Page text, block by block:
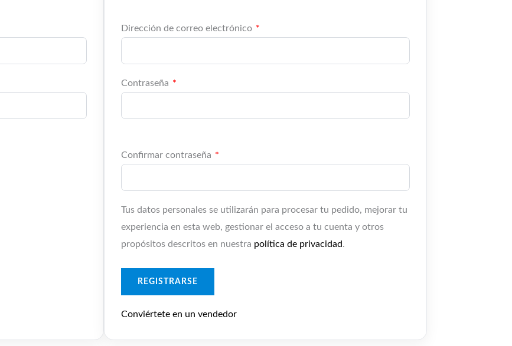
Dirección de correo electrónico *
Contraseña *
Confirmar contraseña *
Tus datos personales se utilizarán para procesar tu pedido, mejorar tu
experiencia en esta web, gestionar el acceso a tu cuenta y otros
propósitos descritos en nuestra política de privacidad.
REGISTRARSE
Conviértete en un vendedor